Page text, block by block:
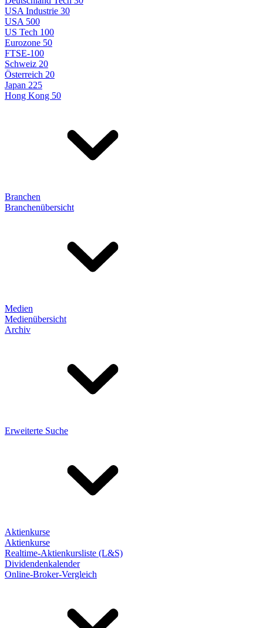
USA Industrie 30
USA 500
US Tech 100
Eurozone 50
FTSE-100
Schweiz 20
Österreich 20
Japan 225
Hong Kong 50
Branchen
Branchenübersicht
Medien
Medienübersicht
Archiv
Erweiterte Suche
Aktienkurse
Aktienkurse
Realtime-Aktienkursliste (L&S)
Dividendenkalender
Online-Broker-Vergleich